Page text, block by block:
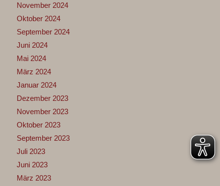
November 2024
Oktober 2024
September 2024
Juni 2024
Mai 2024
März 2024
Januar 2024
Dezember 2023
November 2023
Oktober 2023
September 2023
Juli 2023
Juni 2023
März 2023